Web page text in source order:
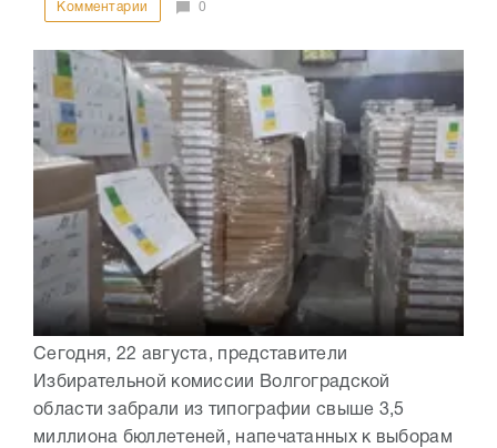
Комментарии 0
Сегодня, 22 августа, представители
Избирательной комиссии Волгоградской
области забрали из типографии свыше 3,5
миллиона бюллетеней, напечатанных к выборам